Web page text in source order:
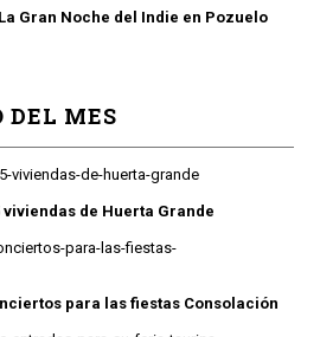
Gran Noche del Indie en Pozuelo
DEL MES
de Huerta Grande
para las fiestas Consolación